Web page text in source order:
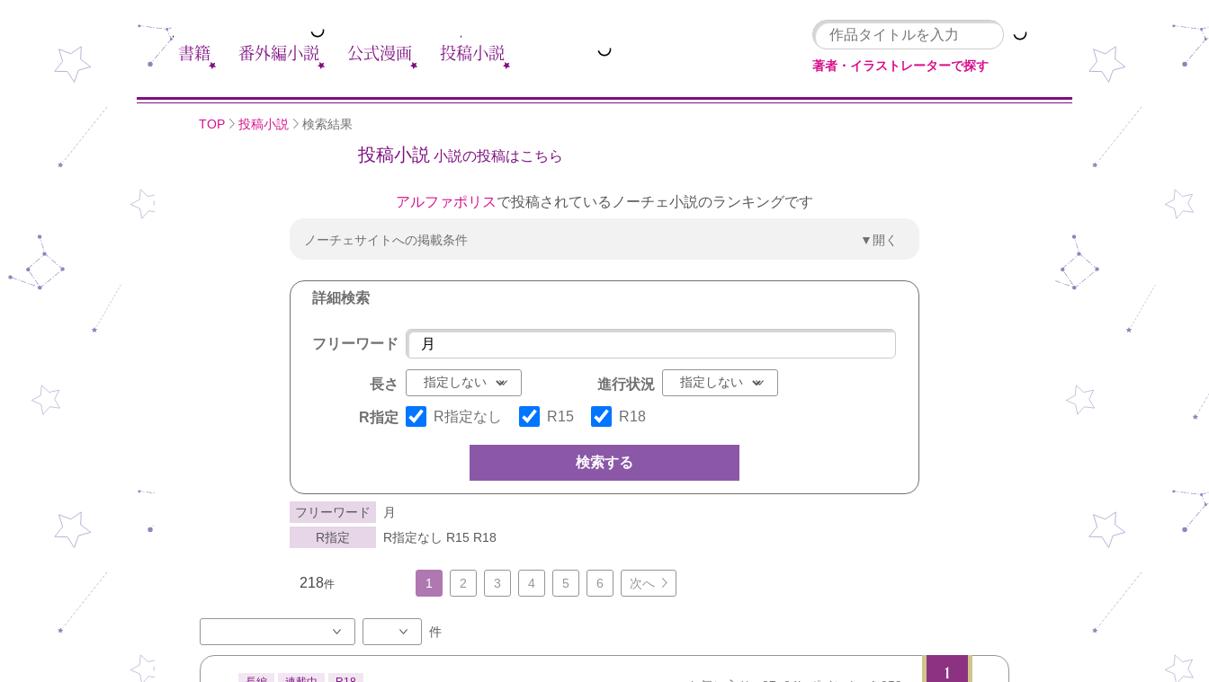
書籍 番外編小説 公式漫画 投稿小説
著者・イラストレーターで探す
TOP 投稿小説 検索結果
投稿小説 小説の投稿はこちら
アルファポリスで投稿されているノーチェ小説のランキングです
ノーチェサイトへの掲載条件 ▼開く
詳細検索
フリーワード
長さ 進行状況
R指定 R指定なし R15 R18
検索する
フリーワード
月
R指定
R指定なし R15 R18
218件 1 2 3 4 5 6 次へ
件
1